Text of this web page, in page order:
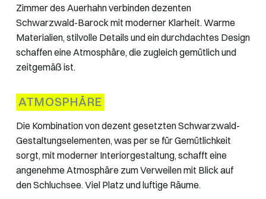
Zimmer des Auerhahn verbinden dezenten
Schwarzwald-Barock mit moderner Klarheit. Warme
Materialien, stilvolle Details und ein durchdachtes Design
schaffen eine Atmosphäre, die zugleich gemütlich und
zeitgemäß ist.
ATMOSPHÄRE
Die Kombination von dezent gesetzten Schwarzwald-
Gestaltungselementen, was per se für Gemütlichkeit
sorgt, mit moderner Interiorgestaltung, schafft eine
angenehme Atmosphäre zum Verweilen mit Blick auf
den Schluchsee. Viel Platz und luftige Räume.